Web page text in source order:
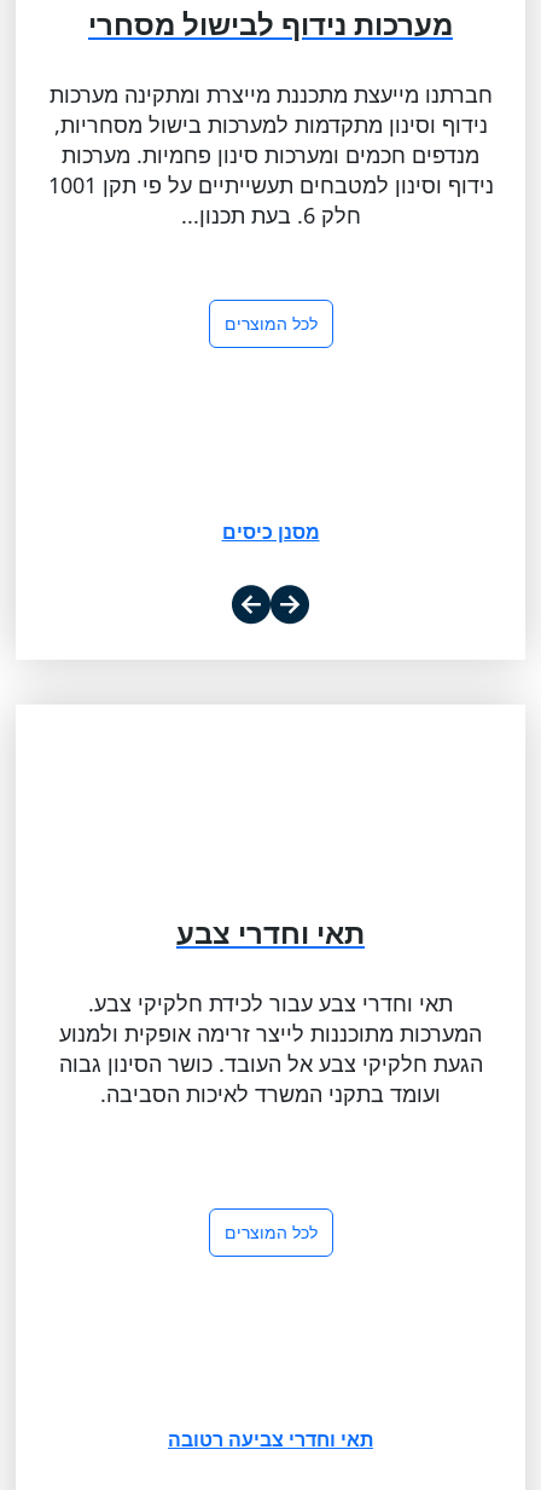
מערכות נידוף לבישול מסחרי
חברתנו מייעצת מתכננת מייצרת ומתקינה מערכות
נידוף וסינון מתקדמות למערכות בישול מסחריות,
מנדפים חכמים ומערכות סינון פחמיות. מערכות
נידוף וסינון למטבחים תעשייתיים על פי תקן 1001
חלק 6. בעת תכנון...
לכל המוצרים
מסנן כיסים
תאי וחדרי צבע
תאי וחדרי צבע עבור לכידת חלקיקי צבע.
המערכות מתוכננות לייצר זרימה אופקית ולמנוע
הגעת חלקיקי צבע אל העובד. כושר הסינון גבוה
ועומד בתקני המשרד לאיכות הסביבה.
לכל המוצרים
תאי וחדרי צביעה רטובה